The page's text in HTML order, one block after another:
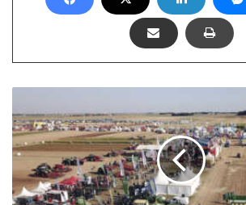
Agri
:
derniers
préparatifs
avant
ouverture